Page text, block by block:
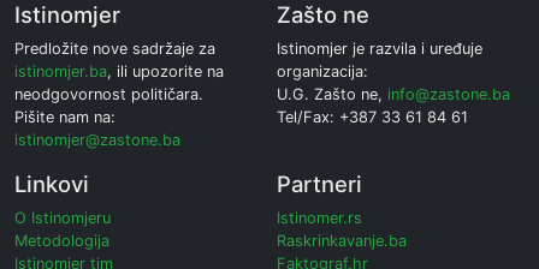
Istinomjer
Predložite nove sadržaje za
istinomjer.ba, ili upozorite na
neodgovornost političara.
Pišite nam na:
istinomjer@zastone.ba
Zašto ne
Istinomjer je razvila i uređuje
organizacija:
U.G. Zašto ne, info@zastone.ba
Tel/Fax: +387 33 61 84 61
Linkovi
O Istinomjeru
Metodologija
Istinomjer tim
Partneri
Istinomer.rs
Raskrinkavanje.ba
Faktograf.hr